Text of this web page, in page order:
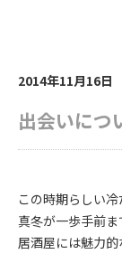
2014年11月16日
出会いにつ
この時期らしい
真冬が一歩手前ま
居酒屋には魅力的